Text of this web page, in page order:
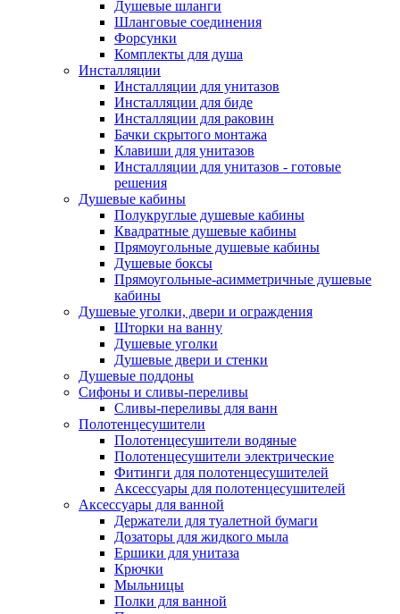
Душевые шланги
Шланговые соединения
Форсунки
Комплекты для душа
Инсталляции
Инсталляции для унитазов
Инсталляции для биде
Инсталляции для раковин
Бачки скрытого монтажа
Клавиши для унитазов
Инсталляции для унитазов - готовые
решения
Душевые кабины
Полукруглые душевые кабины
Квадратные душевые кабины
Прямоугольные душевые кабины
Душевые боксы
Прямоугольные-асимметричные душевые
кабины
Душевые уголки, двери и ограждения
Шторки на ванну
Душевые уголки
Душевые двери и стенки
Душевые поддоны
Сифоны и сливы-переливы
Сливы-переливы для ванн
Полотенцесушители
Полотенцесушители водяные
Полотенцесушители электрические
Фитинги для полотенцесушителей
Аксессуары для полотенцесушителей
Аксессуары для ванной
Держатели для туалетной бумаги
Дозаторы для жидкого мыла
Ершики для унитаза
Крючки
Мыльницы
Полки для ванной